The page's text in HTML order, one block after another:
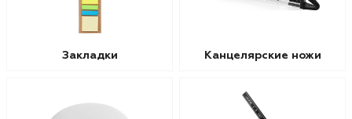
Закладки Канцелярские ножи